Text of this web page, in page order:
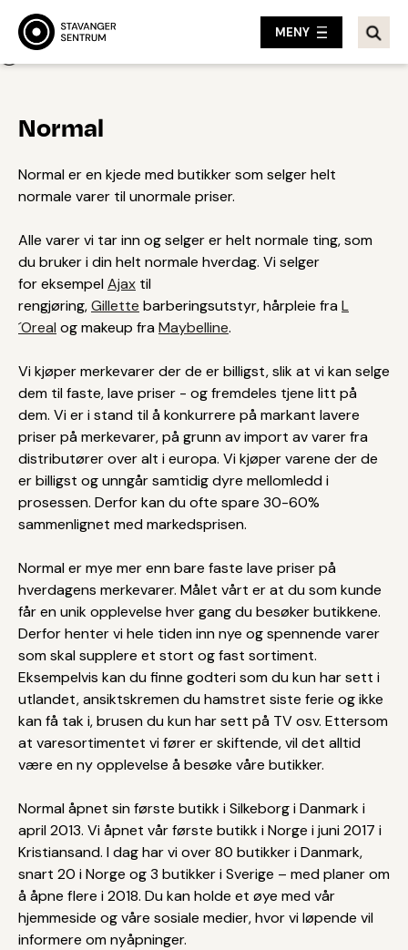
MENY
Normal
Normal er en kjede med butikker som selger helt
normale varer til unormale priser.
Alle varer vi tar inn og selger er helt normale ting, som
du bruker i din helt normale hverdag. Vi selger
for eksempelAjax til
rengjøring,Gillette barberingsutstyr, hårpleie fraL
´Oreal og makeup fraMaybelline.
Vi kjøper merkevarer der de er billigst, slik at vi kan selge
dem til faste, lave priser - og fremdeles tjene litt på
dem. Vi er i stand til å konkurrere på markant lavere
priser på merkevarer, på grunn av import av varer fra
distributører over alt i europa. Vi kjøper varene der de
er billigst og unngår samtidig dyre mellomledd i
prosessen. Derfor kan du ofte spare 30-60%
sammenlignet med markedsprisen.
Normal er mye mer enn bare faste lave priser på
hverdagens merkevarer. Målet vårt er at du som kunde
får en unik opplevelse hver gang du besøker butikkene.
Derfor henter vi hele tiden inn nye og spennende varer
som skal supplere et stort og fast sortiment.
Eksempelvis kan du finne godteri som du kun har sett i
utlandet, ansiktskremen du hamstret siste ferie og ikke
kan få tak i, brusen du kun har sett på TV osv. Ettersom
at varesortimentet vi fører er skiftende, vil det alltid
være en ny opplevelse å besøke våre butikker.
Normal åpnet sin første butikk i Silkeborg i Danmark i
april 2013. Vi åpnet vår første butikk i Norge i juni 2017 i
Kristiansand. I dag har vi over 80 butikker i Danmark,
snart 20 i Norge og 3 butikker i Sverige – med planer om
å åpne flere i 2018. Du kan holde et øye med vår
hjemmeside og våre sosiale medier, hvor vi løpende vil
informere om nyåpninger.